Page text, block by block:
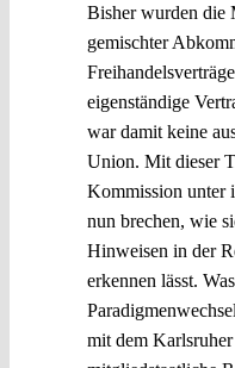
Bisher wurden die
gemischter
eigenständige
war damit keine
Union. Mit dieser
Kommission unter
nun brechen, wie
Hinweisen in der
erkennen lässt.
mit dem